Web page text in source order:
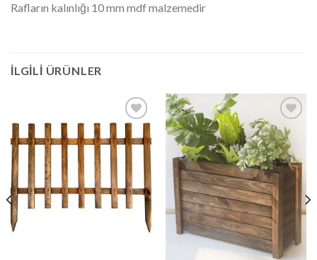
Rafların kalınlığı 10 mm mdf malzemedir
İLGILI ÜRÜNLER
İstek
Listeme
Ekle
İstek
Listeme
Ekle